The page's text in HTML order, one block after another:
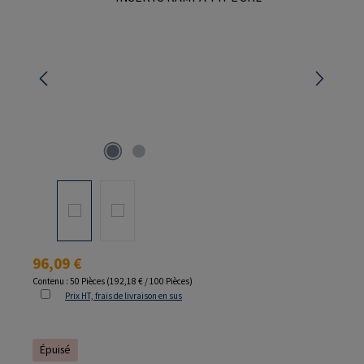
Prix régulier :
96,09 €
Contenu : 50 Pièces (192,18 € / 100 Pièces)
Prix HT, frais de livraison en sus
Épuisé